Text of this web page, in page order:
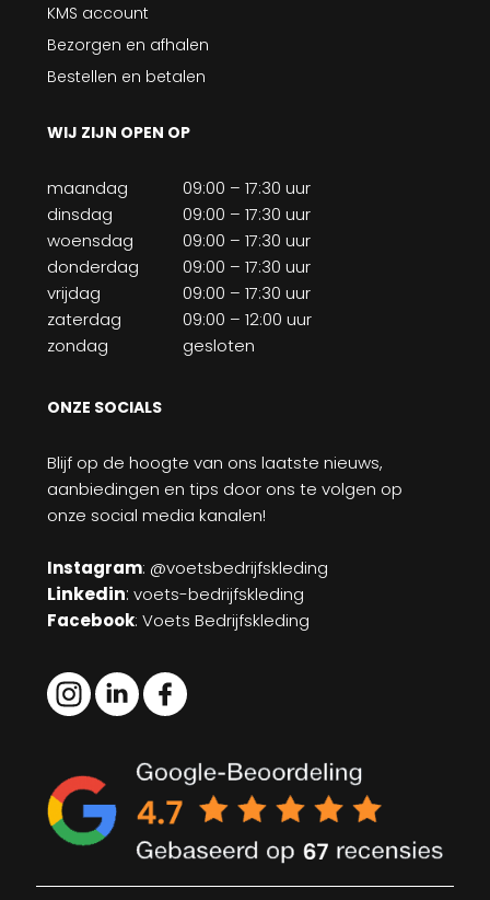
KMS account
Bezorgen en afhalen
Bestellen en betalen
WIJ ZIJN OPEN OP
maandag
09:00 – 17:30 uur
dinsdag
09:00 – 17:30 uur
woensdag
09:00 – 17:30 uur
donderdag
09:00 – 17:30 uur
vrijdag
09:00 – 17:30 uur
zaterdag
09:00 – 12:00 uur
zondag
gesloten
ONZE SOCIALS
Blijf op de hoogte van ons laatste nieuws,
aanbiedingen en tips door ons te volgen op
onze social media kanalen!
Instagram: @voetsbedrijfskleding
Linkedin: voets-bedrijfskleding
Facebook: Voets Bedrijfskleding